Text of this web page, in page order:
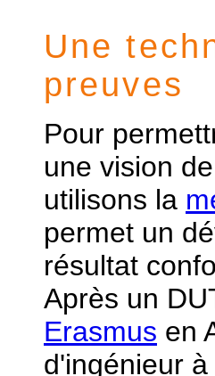
Une
preuves
Pour
une vision
utilisons la
permet un
résultat
Après un
Erasmus en
d'ingénieur